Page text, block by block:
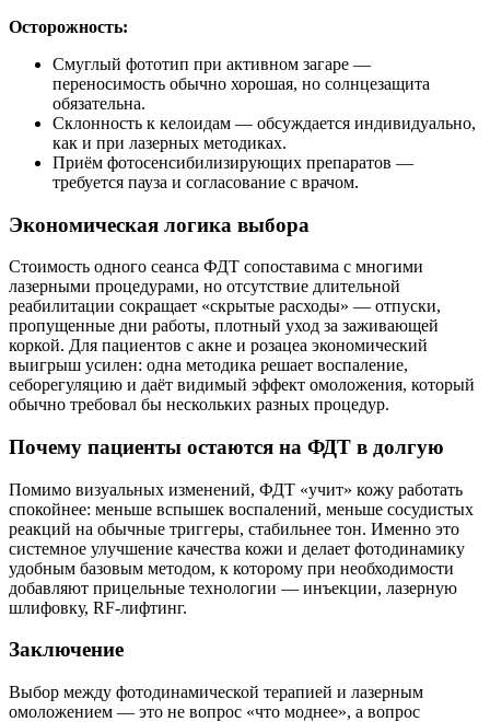
Осторожность:
Смуглый фототип при активном загаре —
переносимость обычно хорошая, но солнцезащита
обязательна.
Склонность к келоидам — обсуждается индивидуально,
как и при лазерных методиках.
Приём фотосенсибилизирующих препаратов —
требуется пауза и согласование с врачом.
Экономическая логика выбора
Стоимость одного сеанса ФДТ сопоставима с многими
лазерными процедурами, но отсутствие длительной
реабилитации сокращает «скрытые расходы» — отпуски,
пропущенные дни работы, плотный уход за заживающей
коркой. Для пациентов с акне и розацеа экономический
выигрыш усилен: одна методика решает воспаление,
себорегуляцию и даёт видимый эффект омоложения, который
обычно требовал бы нескольких разных процедур.
Почему пациенты остаются на ФДТ в долгую
Помимо визуальных изменений, ФДТ «учит» кожу работать
спокойнее: меньше вспышек воспалений, меньше сосудистых
реакций на обычные триггеры, стабильнее тон. Именно это
системное улучшение качества кожи и делает фотодинамику
удобным базовым методом, к которому при необходимости
добавляют прицельные технологии — инъекции, лазерную
шлифовку, RF-лифтинг.
Заключение
Выбор между фотодинамической терапией и лазерным
омоложением — это не вопрос «что моднее», а вопрос